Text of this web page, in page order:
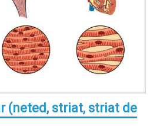
(neted, striat, striat de